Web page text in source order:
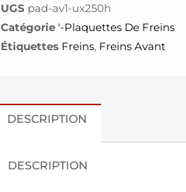
UGS pad-av1-ux250h
Catégorie '-Plaquettes De Freins
Étiquettes Freins, Freins Avant
DESCRIPTION
DESCRIPTION